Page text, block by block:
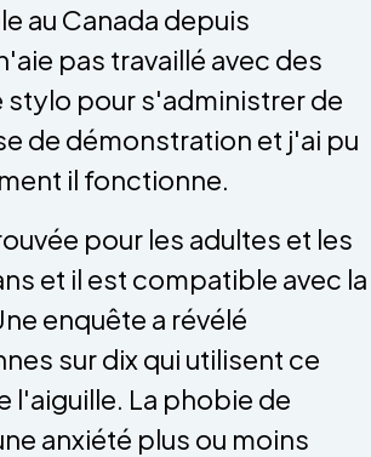
au Canada depuis
pas travaillé avec des
stylo pour s'administrer de
de démonstration et j'ai pu
il fonctionne.
pour les adultes et les
et il est compatible avec la
enquête a révélé
sur dix qui utilisent ce
l'aiguille. La phobie de
anxiété plus ou moins